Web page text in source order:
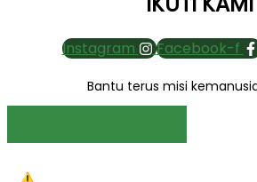
Instagram Facebook-f
Bantu terus misi